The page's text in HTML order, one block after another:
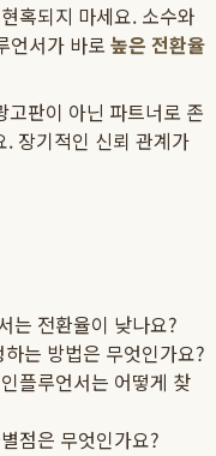
혹되지 마세요. 소수와
언서가 바로 높은 전환율
고판이 아닌 파트너로 존
장기적인 신뢰 관계가
는 전환율이 낮나요?
는 방법은 무엇인가요?
플루언서는 어떻게 찾
점은 무엇인가요?